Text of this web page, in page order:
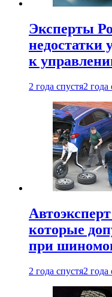
Эксперты
недостатки
к
2 года спустя2 года
которые
при
2 года спустя2 года